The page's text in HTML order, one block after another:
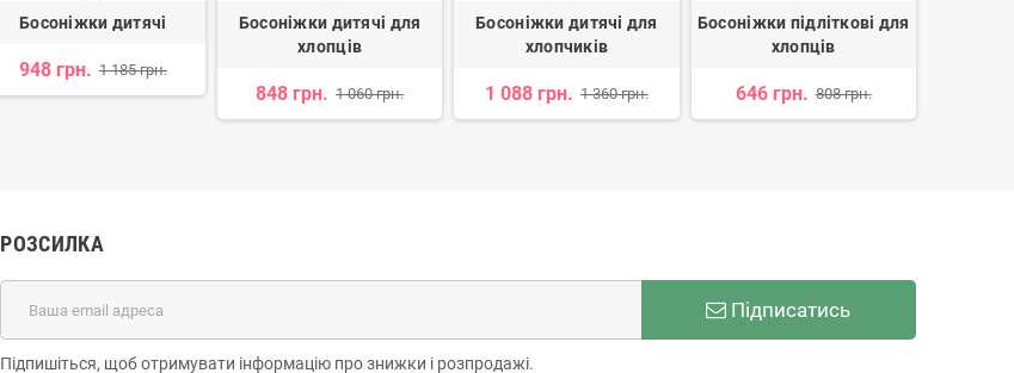
Босоніжки дитячі
948 грн. 1 185 грн.
Босоніжки дитячі для
хлопців
848 грн. 1 060 грн.
Босоніжки дитячі для
хлопчиків
1 088 грн. 1 360 грн.
Босоніжки підліткові для
хлопців
646 грн. 808 грн.
РОЗСИЛКА
Підписатись
Підпишіться, щоб отримувати інформацію про знижки і розпродажі.